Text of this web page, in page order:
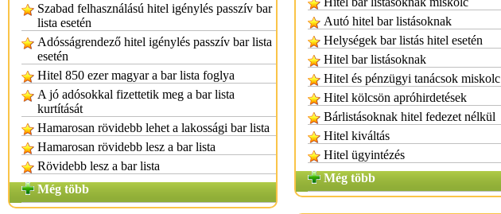
Szabad felhasználású hitel igénylés passzív bar
lista esetén
Adósságrendező hitel igénylés passzív bar lista
esetén
Hitel 850 ezer magyar a bar lista foglya
A jó adósokkal fizettetik meg a bar lista
kurtítását
Hamarosan rövidebb lehet a lakossági bar lista
Hamarosan rövidebb lesz a bar lista
Rövidebb lesz a bar lista
Még több
Autó hitel bar listásoknak
Helységek bar listás hitel esetén
Hitel bar listásoknak
Hitel és pénzügyi tanácsok miskolc
Hitel kölcsön apróhirdetések
Bárlistásoknak hitel fedezet nélkül
Hitel kiváltás
Hitel ügyintézés
Még több